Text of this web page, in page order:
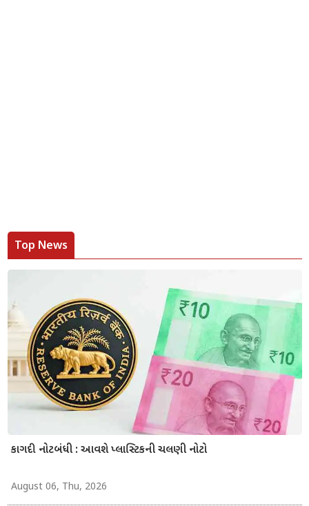
Top News
કાગદી નોટબંધી : આવશે પ્લાસ્ટિકની ચલણી નોટો
August 06, Thu, 2026